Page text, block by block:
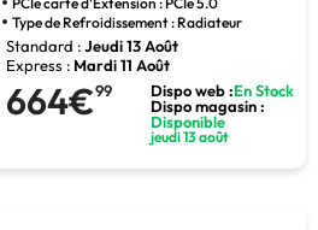
Type de Refroidissement : Radiateur
Standard :Jeudi 13 Août
Express : Mardi 11 Août
664€99 Dispo web :En Stock
Dispo magasin :
Disponible
jeudi 13 août